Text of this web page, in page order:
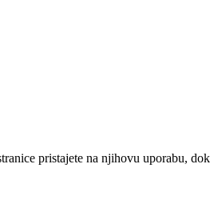
pristajete na njihovu uporabu,